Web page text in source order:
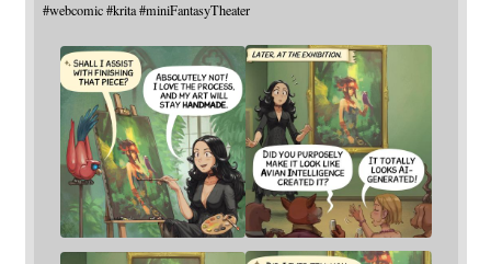
#webcomic #krita #miniFantasyTheater